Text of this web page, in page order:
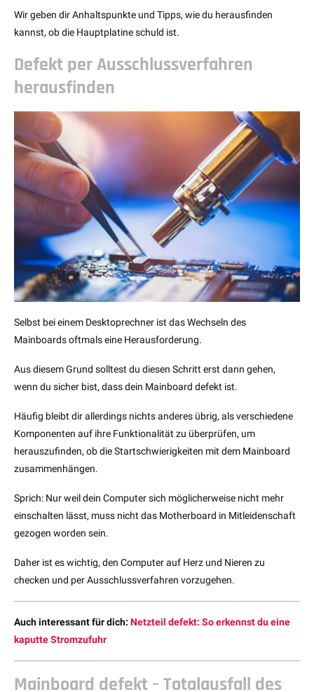
Wir geben dir Anhaltspunkte und Tipps, wie du herausfinden
kannst, ob die Hauptplatine schuld ist.
Defekt per Ausschlussverfahren
herausfinden
Selbst bei einem Desktoprechner ist das Wechseln des
Mainboards oftmals eine Herausforderung.
Aus diesem Grund solltest du diesen Schritt erst dann gehen,
wenn du sicher bist, dass dein Mainboard defekt ist.
Häufig bleibt dir allerdings nichts anderes übrig, als verschiedene
Komponenten auf ihre Funktionalität zu überprüfen, um
herauszufinden, ob die Startschwierigkeiten mit dem Mainboard
zusammenhängen.
Sprich: Nur weil dein Computer sich möglicherweise nicht mehr
einschalten lässt, muss nicht das Motherboard in Mitleidenschaft
gezogen worden sein.
Daher ist es wichtig, den Computer auf Herz und Nieren zu
checken und per Ausschlussverfahren vorzugehen.
Auch interessant für dich: Netzteil defekt: So erkennst du eine
kaputte Stromzufuhr
Mainboard defekt – Totalausfall des